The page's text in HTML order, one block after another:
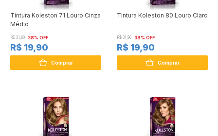
Tintura Koleston 71 Louro Cinza
Médio
R$ 31,90 38% OFF
R$ 19,90
Comprar
Tintura Koleston 80 Louro Claro
R$ 31,90 38% OFF
R$ 19,90
Comprar